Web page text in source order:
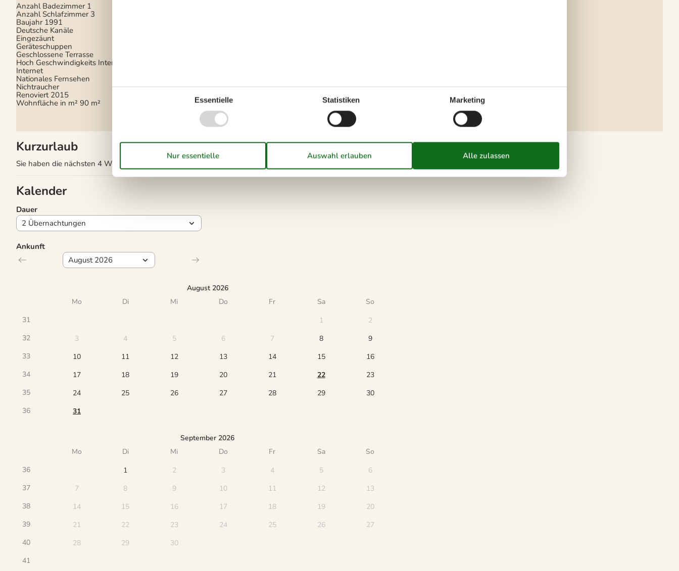
Anzahl Badezimmer 1
Anzahl Schlafzimmer 3
Baujahr 1991
Deutsche Kanäle
Eingezäunt
Geräteschuppen
Geschlossene Terrasse
Hoch Geschwindigkeits Internet
Internet
Nationales Fernsehen
Nichtraucher
Renoviert 2015
Wohnfläche in m² 90 m²
Kurzurlaub
Sie haben die nächsten 4 Wochen eine begrenzte Möglichkeit einen Kurzurlaub zu machen.
Kalender
Ankunft
August 2026
Mo
Di Mi Do Fr Sa
So
31
1
2
32
3 4 5 6 7 8
9
33
10 11 12 13 14 15
16
34
17 18 19 20 21 22
23
35
24 25 26 27 28 29
30
36
31
September 2026
Mo
Di Mi Do Fr Sa
So
36
1 2 3 4 5
6
37
7 8 9 10 11 12
13
38
14 15 16 17 18 19
20
39
21 22 23 24 25 26
27
40
28 29
30
41
Dauer
Essentielle Statistiken Marketing